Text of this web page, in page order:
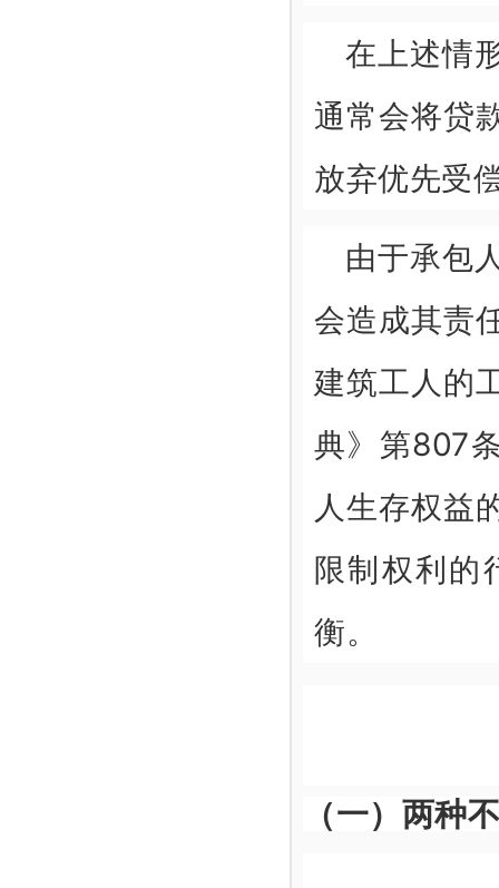
在上述情
通常会将贷
放弃优先受
由于承包
会造成其责
建筑工人的
典》第807
人生存权益
限制权利的
衡。
（一）两种